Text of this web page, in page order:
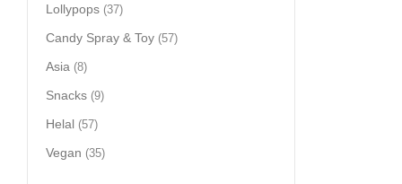
Lollypops (37)
Candy Spray & Toy (57)
Asia (8)
Snacks (9)
Helal (57)
Vegan (35)